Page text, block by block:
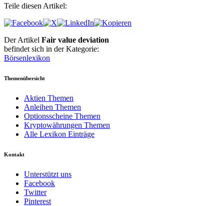
Teile diesen Artikel:
Der Artikel Fair value deviation
befindet sich in der Kategorie:
Börsenlexikon
Themenübersicht
Aktien Themen
Anleihen Themen
Optionsscheine Themen
Kryptowährungen Themen
Alle Lexikon Einträge
Kontakt
Unterstützt uns
Facebook
Twitter
Pinterest